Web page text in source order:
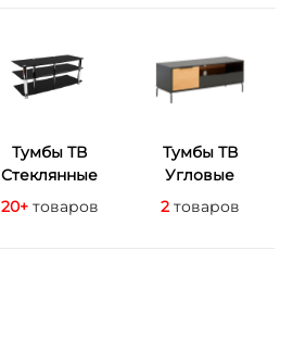
Тумбы ТВ
Стеклянные
20+ товаров
Тумбы ТВ
Угловые
2 товаров